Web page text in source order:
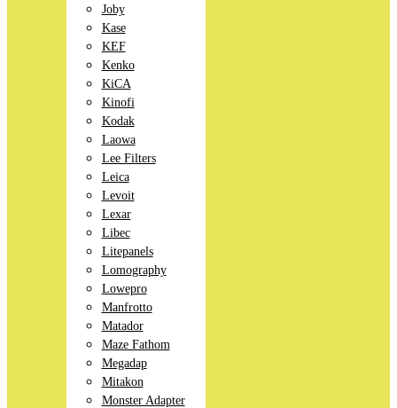
Joby
Kase
KEF
Kenko
KiCA
Kinofi
Kodak
Laowa
Lee Filters
Leica
Levoit
Lexar
Libec
Litepanels
Lomography
Lowepro
Manfrotto
Matador
Maze Fathom
Megadap
Mitakon
Monster Adapter